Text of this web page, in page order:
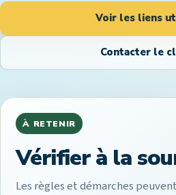
Voir les liens
Contacter le
À RETENIR
Vérifier à la
Les règles et démarches